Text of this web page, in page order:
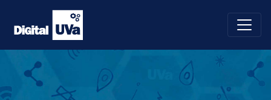
Saltar
contenido